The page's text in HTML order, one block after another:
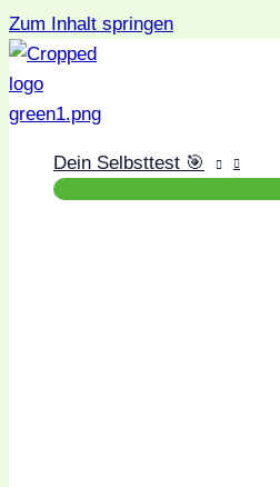
Zum Inhalt springen
Dein Selbsttest 🎯